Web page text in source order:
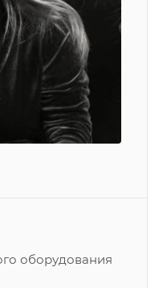
оборудования